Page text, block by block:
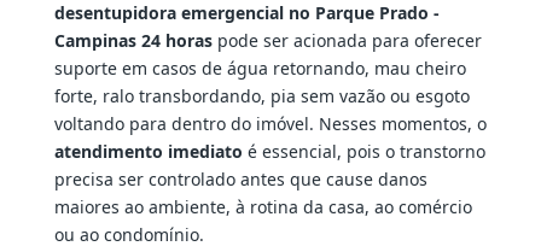
desentupidora emergencial no Parque Prado -
Campinas 24 horaspode ser acionada para oferecer
suporte em casos de água retornando, mau cheiro
forte, ralo transbordando, pia sem vazão ou esgoto
voltando para dentro do imóvel. Nesses momentos, o
atendimento imediato é essencial, pois o transtorno
precisa ser controlado antes que cause danos
maiores ao ambiente, à rotina da casa, ao comércio
ou ao condomínio.